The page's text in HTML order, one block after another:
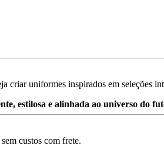
criaruniformes inspirados em seleções
estilosa e alinhada ao universo do
sem custos com frete.